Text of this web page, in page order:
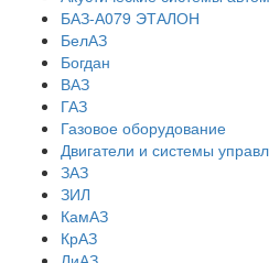
БАЗ-А079 ЭТАЛОН
БелАЗ
Богдан
ВАЗ
ГАЗ
Газовое оборудование
Двигатели и системы
ЗАЗ
ЗИЛ
КамАЗ
КрАЗ